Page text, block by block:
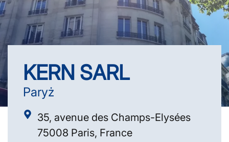
KERN SARL
Paryż
35, avenue des Champs-Elysées
75008 Paris, France